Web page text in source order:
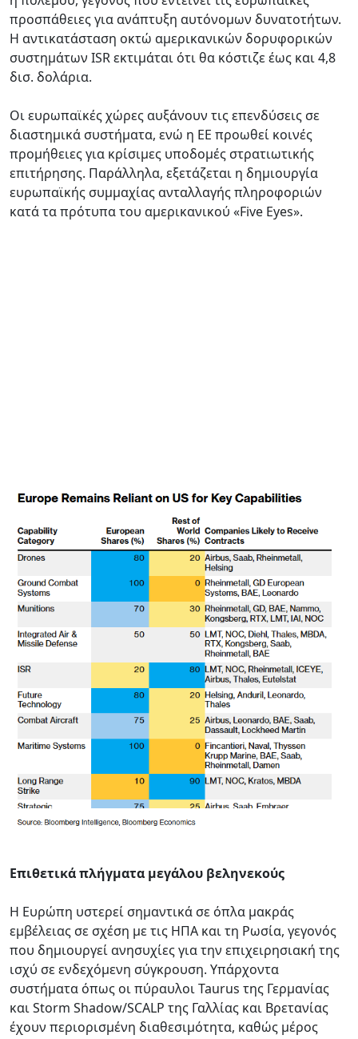
προσπάθειες για ανάπτυξη αυτόνομων δυνατοτήτων.
Η αντικατάσταση οκτώ αμερικανικών δορυφορικών
συστημάτων ISR εκτιμάται ότι θα κόστιζε έως και 4,8
δισ. δολάρια.
Οι ευρωπαϊκές χώρες αυξάνουν τις επενδύσεις σε
διαστημικά συστήματα, ενώ η ΕΕ προωθεί κοινές
προμήθειες για κρίσιμες υποδομές στρατιωτικής
επιτήρησης. Παράλληλα, εξετάζεται η δημιουργία
ευρωπαϊκής συμμαχίας ανταλλαγής πληροφοριών
κατά τα πρότυπα του αμερικανικού «Five Eyes».
Επιθετικά πλήγματα μεγάλου βεληνεκούς
Η Ευρώπη υστερεί σημαντικά σε όπλα μακράς
εμβέλειας σε σχέση με τις ΗΠΑ και τη Ρωσία, γεγονός
που δημιουργεί ανησυχίες για την επιχειρησιακή της
ισχύ σε ενδεχόμενη σύγκρουση. Υπάρχοντα
συστήματα όπως οι πύραυλοι Taurus της Γερμανίας
και Storm Shadow/SCALP της Γαλλίας και Βρετανίας
έχουν περιορισμένη διαθεσιμότητα, καθώς μέρος